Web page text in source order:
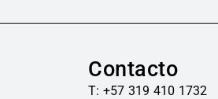
Contacto
T: +57 319 410 1732